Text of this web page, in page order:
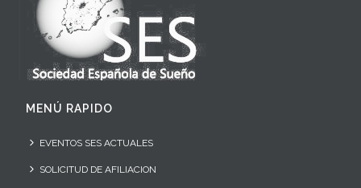
MENÚ RAPIDO
EVENTOS SES ACTUALES
SOLICITUD DE AFILIACION